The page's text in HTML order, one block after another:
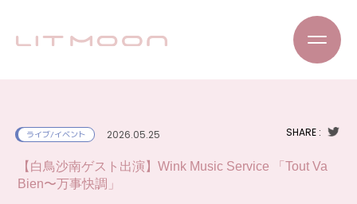
ライブ/イベント 2026.05.25 SHARE :
【白鳥沙南ゲスト出演】Wink Music Service 「Tout Va
Bien〜万事快調」